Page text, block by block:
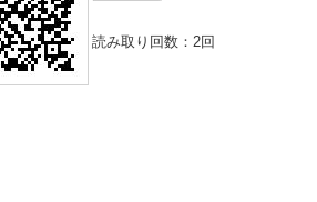
読み取り回数： 2回